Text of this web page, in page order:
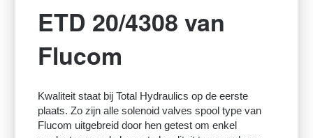
ETD 20/4308 van
Flucom
Kwaliteit staat bij Total Hydraulics op de eerste
plaats. Zo zijn alle solenoid valves spool type van
Flucom uitgebreid door hen getest om enkel